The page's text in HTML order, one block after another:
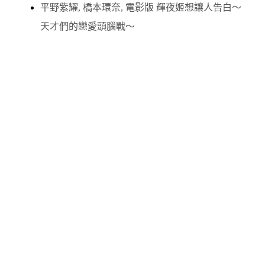
平野紫耀, 橋本環奈, 電影版 輝夜姬想讓人告白～
天才們的戀愛頭腦戰～